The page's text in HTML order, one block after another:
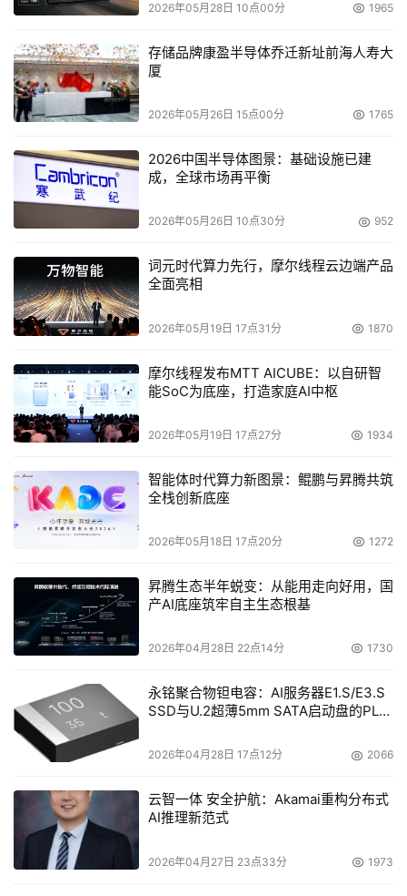
Acronis公布新一任CEO人选
Acronis Inc.日前宣布，经董事会一致表决通过，任命
Walter Scott为该公司新一任总裁兼CEO。在正式加盟
Acronis公司之前，Scott曾先后担任过Imceda软件有限公
总裁。
存储巨鳄纷纷现身HP论坛
由博通、美国富士通计算机设备有限公司、日立环球存
储科技有限公司、惠普、LSI Logic、迈拓、希捷科技等厂
商共同发起的SAS体验中心（SAS Experience Center）日
~20日）将会安排一系列的新品展示会，商展地点设在佛罗
里达州奥兰多的Orange County Convention Center。
本文来源于DOIT传媒，文章内容仅供参考，不构成投资建议。
2026年05月28日 10点00分 1965
存储品牌康盈半导体乔迁新址前海人寿大
厦
2026年05月26日 15点00分 1765
2026中国半导体图景：基础设施已建
成，全球市场再平衡
2026年05月26日 10点30分 952
词元时代算力先行，摩尔线程云边端产品
全面亮相
2026年05月19日 17点31分 1870
摩尔线程发布MTT AICUBE：以自研智
能SoC为底座，打造家庭AI中枢
2026年05月19日 17点27分 1934
智能体时代算力新图景：鲲鹏与昇腾共筑
全栈创新底座
2026年05月18日 17点20分 1272
昇腾生态半年蜕变：从能用走向好用，国
产AI底座筑牢自主生态根基
2026年04月28日 22点14分 1730
永铭聚合物钽电容：AI服务器E1.S/E3.S
SSD与U.2超薄5mm SATA启动盘的PLP
2026年04月28日 17点12分 2066
云智一体 安全护航：Akamai重构分布式
AI推理新范式
2026年04月27日 23点33分 1973